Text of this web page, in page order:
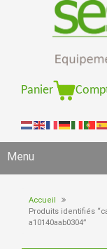
Panier
Menu
Accueil
Produits identifiés
a10140aab0304”